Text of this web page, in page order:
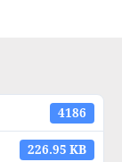
4186
226.95 KB